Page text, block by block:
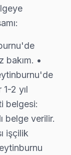
–
KDV dahil
bölgesinde
tercih
firması
düzenli bakım
vakalarında
bakım. •
2 yıl
belgesi:
belge verilir.
işçilik